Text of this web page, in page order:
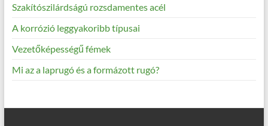
Szakítószilárdságú rozsdamentes acél
A korrózió leggyakoribb típusai
Vezetőképességű fémek
Mi az a laprugó és a formázott rugó?